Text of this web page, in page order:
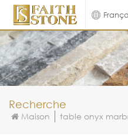
Recherche
Maison table onyx